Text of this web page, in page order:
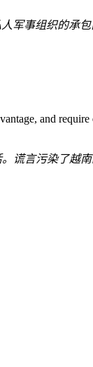
军事组织的承
and
谎言污染了越